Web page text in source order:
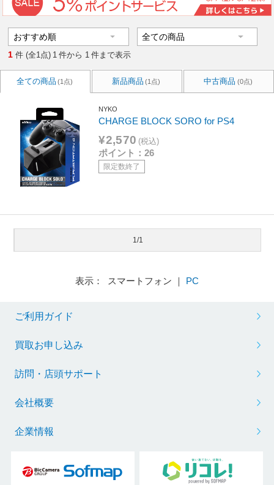
1 件 (全1点) 1 件から 1 件まで表示
全ての商品 (1点) 新品商品 (1点) 中古商品 (0点)
NYKO
CHARGE BLOCK SORO for PS4
¥2,570 (税込)
ポイント：26
限定数終了
1/1
表示： スマートフォン ｜ PC
ご利用ガイド
買取お申し込み
訪問・店頭サポート
会社概要
企業情報